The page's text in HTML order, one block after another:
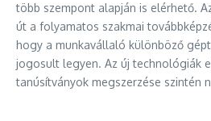
több szempont alapján is elérhető.
út a folyamatos szakmai
hogy a munkavállaló különböző
jogosult legyen. Az új technológiák
tanúsítványok megszerzése szintén